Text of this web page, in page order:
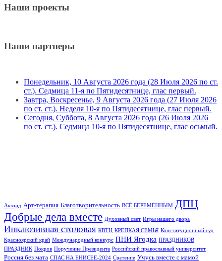
Наши проекты
Наши партнеры
Понедельник, 10 Августа 2026 года (28 Июля 2026 по ст.
ст.). Седмица 11-я по Пятидесятнице, глас первый.
Завтра, Воскресенье, 9 Августа 2026 года (27 Июля 2026
по ст. ст.). Неделя 10-я по Пятидесятнице, глас первый.
Сегодня, Суббота, 8 Августа 2026 года (26 Июля 2026
по ст. ст.). Седмица 10-я по Пятидесятнице, глас осьмый.
Аккорд Арт-терапия Благотворительность ВСЁ БЕРЕМЕННЫМ ДПЦ
Добрые дела вместе Духовный свет Игры нашего двора
Инклюзивная столовая КВТЦ КРЕПКАЯ СЕМЬЯ Конституционный суд
Красноярский край Международный конкурс ПНИ Ягодка ПРАЗДНИКОВ
ПРАЗДНИК Покров Поручение Президента Российский православный университет
Россия без мата СПАС НА ЕНИСЕЕ-2024 Сретение Учусь вместе с мамой